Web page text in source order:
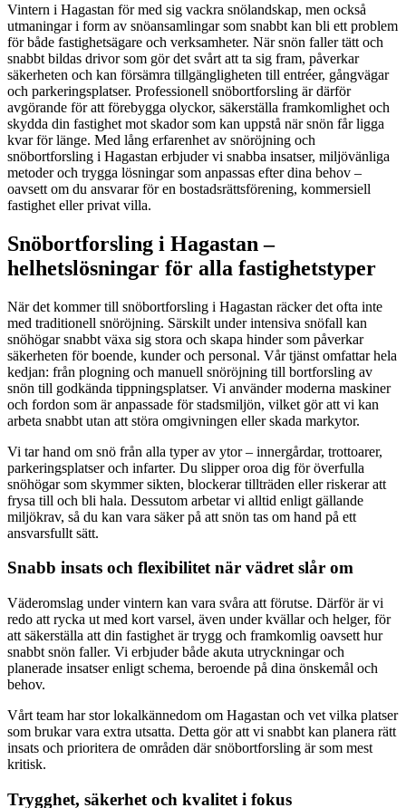
Vintern i Hagastan för med sig vackra snölandskap, men också
utmaningar i form av snöansamlingar som snabbt kan bli ett problem
för både fastighetsägare och verksamheter. När snön faller tätt och
snabbt bildas drivor som gör det svårt att ta sig fram, påverkar
säkerheten och kan försämra tillgängligheten till entréer, gångvägar
och parkeringsplatser. Professionell snöbortforsling är därför
avgörande för att förebygga olyckor, säkerställa framkomlighet och
skydda din fastighet mot skador som kan uppstå när snön får ligga
kvar för länge. Med lång erfarenhet av snöröjning och
snöbortforsling i Hagastan erbjuder vi snabba insatser, miljövänliga
metoder och trygga lösningar som anpassas efter dina behov –
oavsett om du ansvarar för en bostadsrättsförening, kommersiell
fastighet eller privat villa.
Snöbortforsling i Hagastan –
helhetslösningar för alla fastighetstyper
När det kommer till snöbortforsling i Hagastan räcker det ofta inte
med traditionell snöröjning. Särskilt under intensiva snöfall kan
snöhögar snabbt växa sig stora och skapa hinder som påverkar
säkerheten för boende, kunder och personal. Vår tjänst omfattar hela
kedjan: från plogning och manuell snöröjning till bortforsling av
snön till godkända tippningsplatser. Vi använder moderna maskiner
och fordon som är anpassade för stadsmiljön, vilket gör att vi kan
arbeta snabbt utan att störa omgivningen eller skada markytor.
Vi tar hand om snö från alla typer av ytor – innergårdar, trottoarer,
parkeringsplatser och infarter. Du slipper oroa dig för överfulla
snöhögar som skymmer sikten, blockerar tillträden eller riskerar att
frysa till och bli hala. Dessutom arbetar vi alltid enligt gällande
miljökrav, så du kan vara säker på att snön tas om hand på ett
ansvarsfullt sätt.
Snabb insats och flexibilitet när vädret slår om
Väderomslag under vintern kan vara svåra att förutse. Därför är vi
redo att rycka ut med kort varsel, även under kvällar och helger, för
att säkerställa att din fastighet är trygg och framkomlig oavsett hur
snabbt snön faller. Vi erbjuder både akuta utryckningar och
planerade insatser enligt schema, beroende på dina önskemål och
behov.
Vårt team har stor lokalkännedom om Hagastan och vet vilka platser
som brukar vara extra utsatta. Detta gör att vi snabbt kan planera rätt
insats och prioritera de områden där snöbortforsling är som mest
kritisk.
Trygghet, säkerhet och kvalitet i fokus